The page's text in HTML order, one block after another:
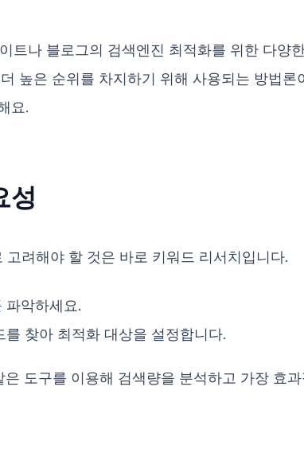
트나 블로그의 검색엔진 최적화를 위한 다양
높은 순위를 차지하기 위해 사용되는 방법
요.
성
려해야 할 것은 바로 키워드 리서치입니다.
파악하세요.
찾아 최적화 대상을 설정합니다.
은 도구를 이용해 검색량을 분석하고 가장 효